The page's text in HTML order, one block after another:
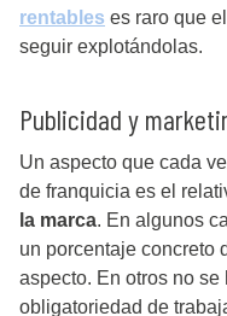
rentables es raro que
seguir explotándolas.
Publicidad y
Un aspecto que cada
de franquicia es el
la marca. En algunos
un porcentaje concreto
aspecto. En otros no
obligatoriedad de